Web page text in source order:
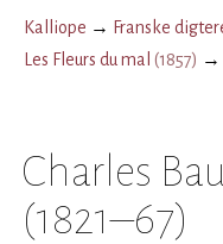
Kalliope → Franske
Les Fleurs du mal (1857) →
Charles
(1821–67)